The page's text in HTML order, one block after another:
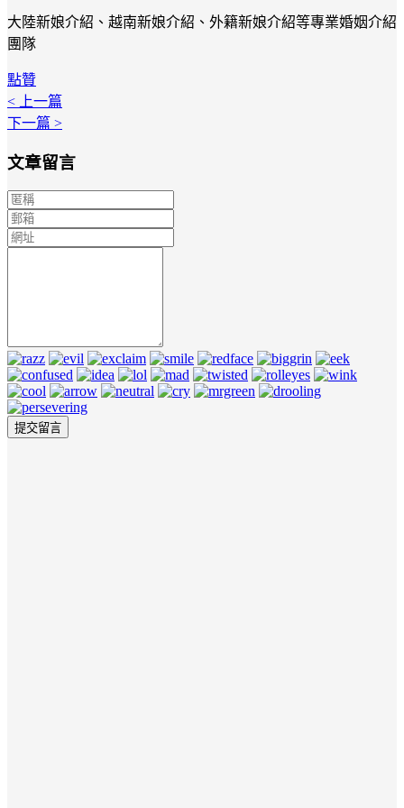
大陸新娘介紹、越南新娘介紹、外籍新娘介紹等專業婚姻介紹
團隊
點贊
< 上一篇
下一篇 >
文章留言